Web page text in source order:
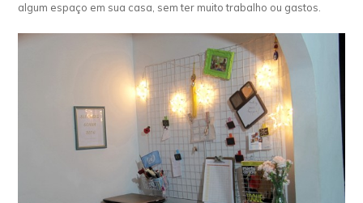
algum espaço em sua casa, sem ter muito trabalho ou gastos.